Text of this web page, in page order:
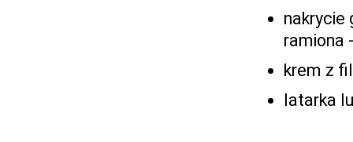
nakrycie
ramiona
krem z
latarka